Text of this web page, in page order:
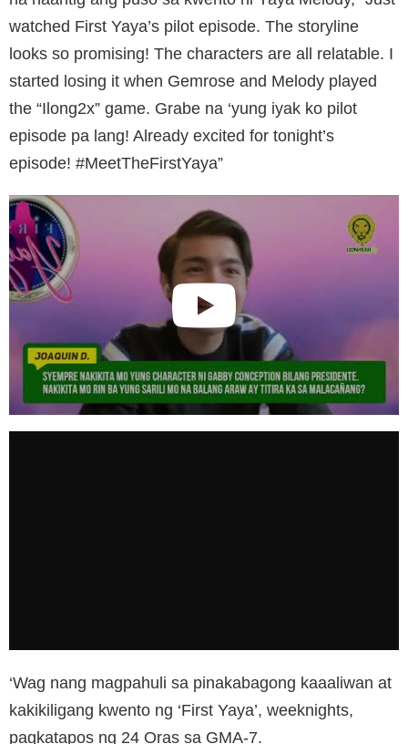
watched First Yaya’s pilot episode. The storyline
looks so promising! The characters are all relatable. I
started losing it when Gemrose and Melody played
the “Ilong2x” game. Grabe na ‘yung iyak ko pilot
episode pa lang! Already excited for tonight’s
episode! #MeetTheFirstYaya”
‘Wag nang magpahuli sa pinakabagong kaaaliwan at
kakikiligang kwento ng ‘First Yaya’, weeknights,
pagkatapos ng 24 Oras sa GMA-7.